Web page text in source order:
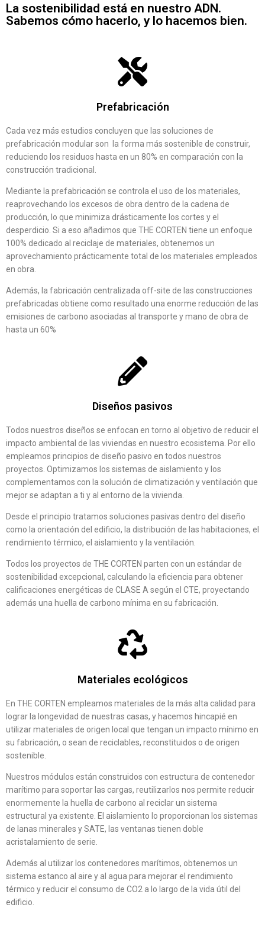
La sostenibilidad está en nuestro ADN.
Sabemos cómo hacerlo, y lo hacemos bien.
Prefabricación
Cada vez más estudios concluyen que las soluciones de
prefabricación modular son la forma más sostenible de construir,
reduciendo los residuos hasta en un 80% en comparación con la
construcción tradicional.
Mediante la prefabricación se controla el uso de los materiales,
reaprovechando los excesos de obra dentro de la cadena de
producción, lo que minimiza drásticamente los cortes y el
desperdicio. Si a eso añadimos que THE CORTEN tiene un enfoque
100% dedicado al reciclaje de materiales, obtenemos un
aprovechamiento prácticamente total de los materiales empleados
en obra.
Además, la fabricación centralizada off-site de las construcciones
prefabricadas obtiene como resultado una enorme reducción de las
emisiones de carbono asociadas al transporte y mano de obra de
hasta un 60%
Diseños pasivos
Todos nuestros diseños se enfocan en torno al objetivo de reducir el
impacto ambiental de las viviendas en nuestro ecosistema. Por ello
empleamos principios de diseño pasivo en todos nuestros
proyectos. Optimizamos los sistemas de aislamiento y los
complementamos con la solución de climatización y ventilación que
mejor se adaptan a ti y al entorno de la vivienda.
Desde el principio tratamos soluciones pasivas dentro del diseño
como la orientación del edificio, la distribución de las habitaciones, el
rendimiento térmico, el aislamiento y la ventilación.
Todos los proyectos de THE CORTEN parten con un estándar de
sostenibilidad excepcional, calculando la eficiencia para obtener
calificaciones energéticas de CLASE A según el CTE, proyectando
además una huella de carbono mínima en su fabricación.
Materiales ecológicos
En THE CORTEN empleamos materiales de la más alta calidad para
lograr la longevidad de nuestras casas, y hacemos hincapié en
utilizar materiales de origen local que tengan un impacto mínimo en
su fabricación, o sean de reciclables, reconstituidos o de origen
sostenible.
Nuestros módulos están construidos con estructura de contenedor
marítimo para soportar las cargas, reutilizarlos nos permite reducir
enormemente la huella de carbono al reciclar un sistema
estructural ya existente. El aislamiento lo proporcionan los sistemas
de lanas minerales y SATE, las ventanas tienen doble
acristalamiento de serie.
Además al utilizar los contenedores marítimos, obtenemos un
sistema estanco al aire y al agua para mejorar el rendimiento
térmico y reducir el consumo de CO2 a lo largo de la vida útil del
edificio.